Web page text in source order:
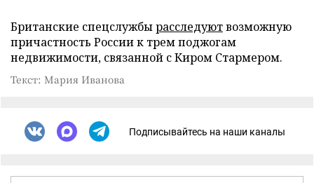
Британские спецслужбырасследуютвозможную
причастность России к трем поджогам
недвижимости, связанной с Киром Стармером.
Текст: Мария Иванова
Подписывайтесь на наши каналы